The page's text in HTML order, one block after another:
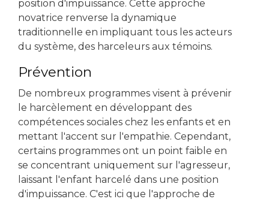
position d'impuissance. Cette approche
novatrice renverse la dynamique
traditionnelle en impliquant tous les acteurs
du système, des harceleurs aux témoins.
Prévention
De nombreux programmes visent à prévenir
le harcèlement en développant des
compétences sociales chez les enfants et en
mettant l'accent sur l'empathie. Cependant,
certains programmes ont un point faible en
se concentrant uniquement sur l'agresseur,
laissant l'enfant harcelé dans une position
d'impuissance. C'est ici que l'approche de